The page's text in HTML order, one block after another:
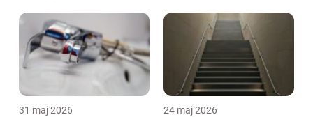
31 maj 2026 24 maj 2026